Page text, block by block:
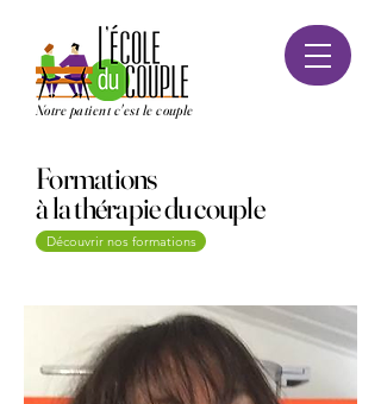
Notre patient c'est le couple
Formations
à la thérapie du couple
Découvrir nos formations